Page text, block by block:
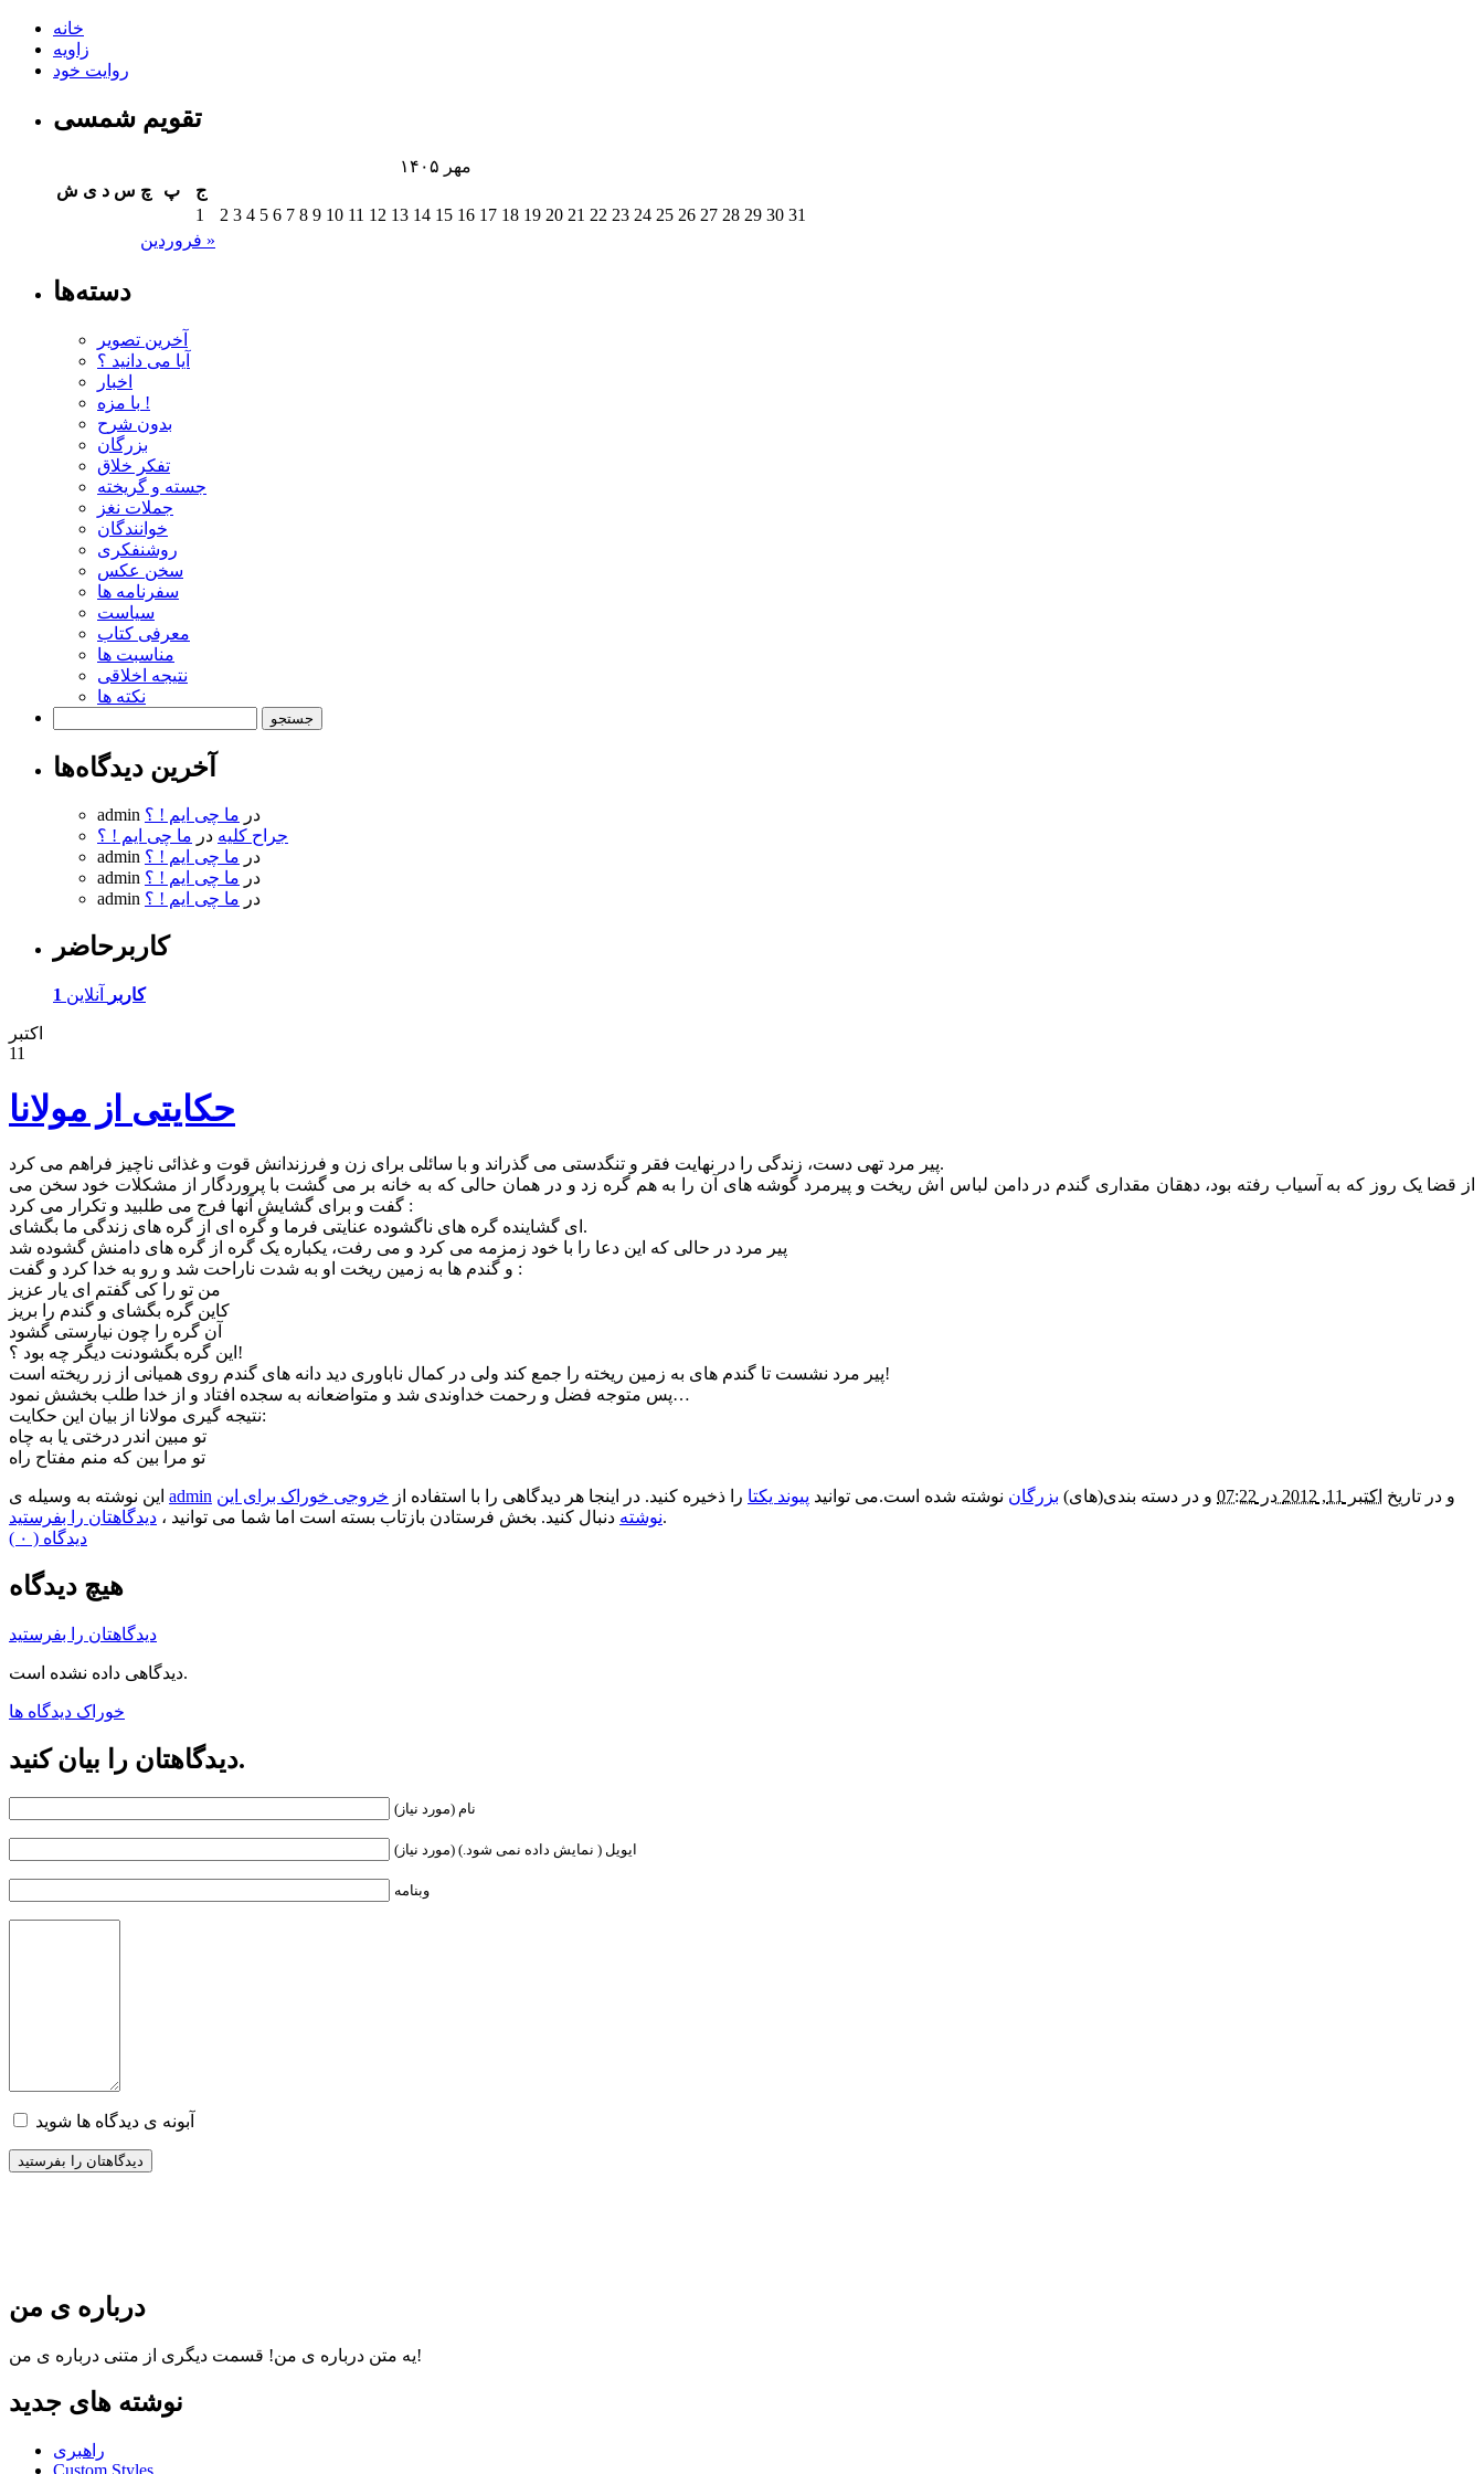
خانه
زاویه
روایت خود
تقویم شمسی
مهر ۱۴۰۵
ش ی د س چ پ ج
فروردین »
1 2 3 4 5 6 7 8 9 10 11 12 13 14 15 16 17 18 19 20 21 22 23 24 25 26 27 28 29 30 31
دسته‌ها
آخرین تصویر
آیا می دانید ؟
اخبار
با مزه !
بدون شرح
بزرگان
تفکر خلاق
جسته و گریخته
جملات نغز
خوانندگان
روشنفکری
سخن عکس
سفرنامه ها
سیاست
معرفی کتاب
مناسبت ها
نتیجه اخلاقی
نکته ها
آخرین دیدگاه‌ها
admin در ما چی ایم ! ؟
جراح کلیه در ما چی ایم ! ؟
admin
در ما چی ایم ! ؟
admin
در ما چی ایم ! ؟
admin
در ما چی ایم ! ؟
کاربرحاضر
1 کاربر آنلاین
اکتبر
11
حکایتی از مولانا
پیر مرد تهی دست، زندگی را در نهایت فقر و تنگدستی می گذراند و با سائلی برای زن و فرزندانش قوت و غذائی ناچیز فراهم می کرد.
از قضا یک روز که به آسیاب رفته بود، دهقان مقداری گندم در دامن لباس اش ریخت و پیرمرد گوشه های آن را به هم گره زد و در همان حالی که به خانه بر می گشت با پروردگار از مشکلات خود سخن می
گفت و برای گشایش آنها فرج می طلبید و تکرار می کرد :
ای گشاینده گره های ناگشوده عنایتی فرما و گره ای از گره های زندگی ما بگشای.
پیر مرد در حالی که این دعا را با خود زمزمه می کرد و می رفت، یکباره یک گره از گره های دامنش گشوده شد
و گندم ها به زمین ریخت او به شدت ناراحت شد و رو به خدا کرد و گفت :
من تو را کی گفتم ای یار عزیز
کاین گره بگشای و گندم را بریز
آن گره را چون نیارستی گشود
این گره بگشودنت دیگر چه بود ؟!
پیر مرد نشست تا گندم های به زمین ریخته را جمع کند ولی در کمال ناباوری دید دانه های گندم روی همیانی از زر ریخته است!
پس متوجه فضل و رحمت خداوندی شد و متواضعانه به سجده افتاد و از خدا طلب بخشش نمود…
نتیجه گیری مولانا از بیان این حکایت:
تو مبین اندر درختی یا به چاه
تو مرا بین که منم مفتاح راه
admin و در تاریخ اکتبر 11, 2012 در 07:22 و در دسته بندی(های) بزرگان نوشته شده است.می توانید پیوند یکتا را ذخیره کنید. در اینجا هر دیدگاهی را با استفاده از خروجی خوراک برای این
نوشته دنبال کنید. بخش فرستادن بازتاب بسته است اما شما می توانید ، دیدگاهتان را بفرستید
.
( ۰ ) دیدگاه
هیچ دیدگاه
دیدگاهتان را بفرستید
دیدگاهی داده نشده است.
خوراک دیدگاه ها
دیدگاهتان را بیان کنید.
نام (مورد نیاز)
ایویل ( نمایش داده نمی شود.) (مورد نیاز)
وبنامه
آبونه ی دیدگاه ها شوید
درباره ی من
یه متن درباره ی من!قسمت دیگری از متنی درباره ی من!
نوشته های جدید
راهبری